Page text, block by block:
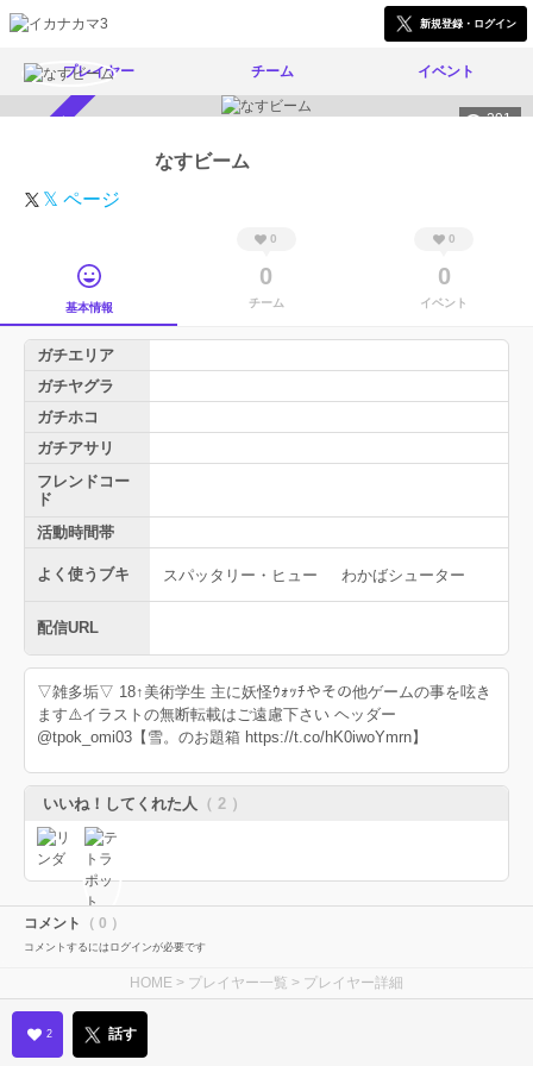
新規登録・ログイン
プレイヤー チーム イベント
291
なすビーム
𝕏 ページ
基本情報
0
0
チーム
0
0
イベント
ガチエリア
ガチヤグラ
ガチホコ
ガチアサリ
フレンドコー
ド
活動時間帯
よく使うブキ スパッタリー・ヒュー わかばシューター
配信URL
▽雑多垢▽ 18↑美術学生 主に妖怪ｳｫｯﾁやその他ゲームの事を呟き
ます⚠️イラストの無断転載はご遠慮下さい ヘッダー
@tpok_omi03【雪。のお題箱 https://t.co/hK0iwoYmrn】
いいね！してくれた人 （ 2 ）
コメント （ 0 ）
コメントするにはログインが必要です
HOME > プレイヤー一覧 > プレイヤー詳細
2 話す